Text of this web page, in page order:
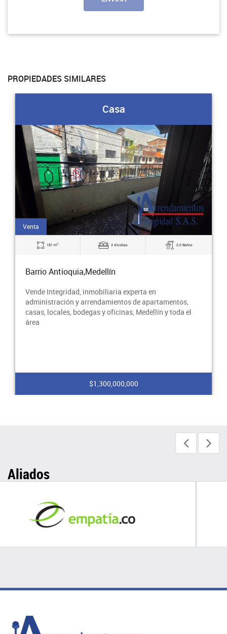
PROPIEDADES SIMILARES
2.0 Baños
y toda el
Venta
90 m2 4 Alcobas
Barrio Antioquia,Medellín
Vende Integridad, inmobiliaria experta en
administración y arrendamientos de
casas, locales, bodegas y oficinas, Medellín y
Aliados